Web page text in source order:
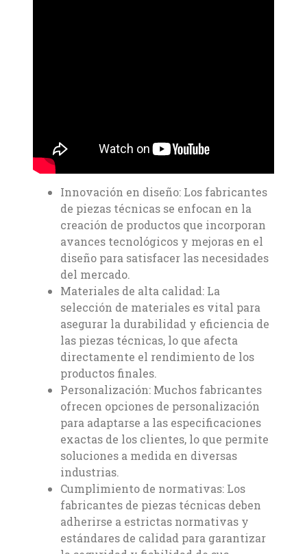
Innovación en diseño: Los fabricantes
de piezas técnicas se enfocan en la
creación de productos que incorporan
avances tecnológicos y mejoras en el
diseño para satisfacer las necesidades
del mercado.
Materiales de alta calidad: La
selección de materiales es vital para
asegurar la durabilidad y eficiencia de
las piezas técnicas, lo que afecta
directamente el rendimiento de los
productos finales.
Personalización: Muchos fabricantes
ofrecen opciones de personalización
para adaptarse a las especificaciones
exactas de los clientes, lo que permite
soluciones a medida en diversas
industrias.
Cumplimiento de normativas: Los
fabricantes de piezas técnicas deben
adherirse a estrictas normativas y
estándares de calidad para garantizar